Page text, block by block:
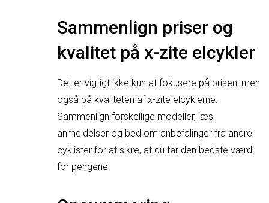
Sammenlign priser og
kvalitet på x-zite elcykler
Det er vigtigt ikke kun at fokusere på prisen, men
også på kvaliteten af x-zite elcyklerne.
Sammenlign forskellige modeller, læs
anmeldelser og bed om anbefalinger fra andre
cyklister for at sikre, at du får den bedste værdi
for pengene.